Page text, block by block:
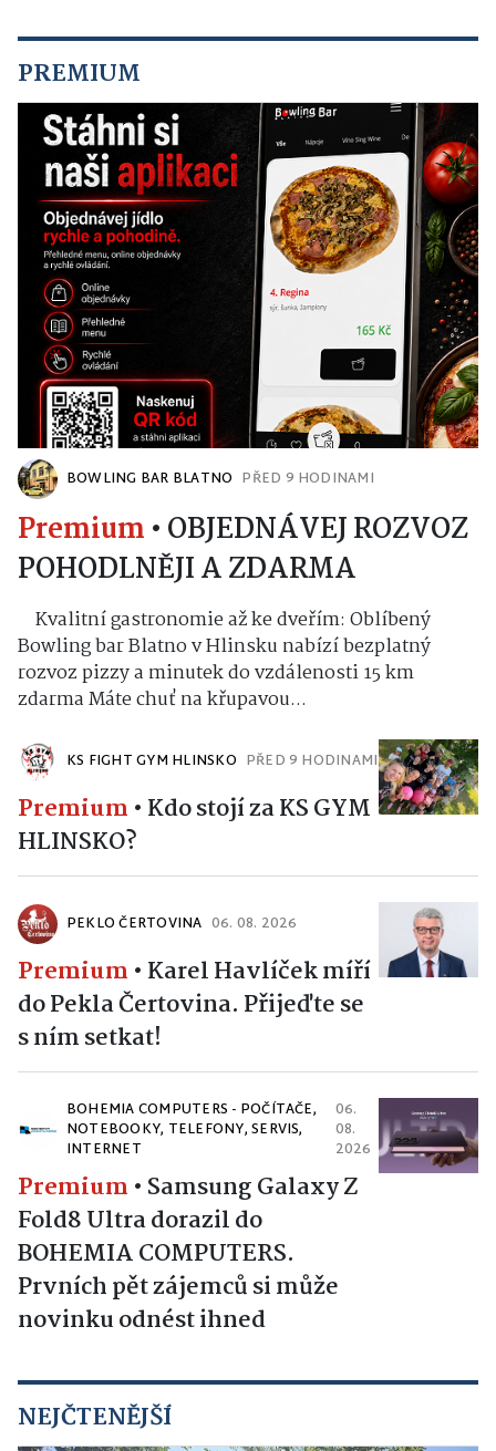
PREMIUM
BOWLING BAR BLATNO PŘED 9 HODINAMI
Premium • OBJEDNÁVEJ ROZVOZ
POHODLNĚJI A ZDARMA
Kvalitní gastronomie až ke dveřím: Oblíbený
Bowling bar Blatno v Hlinsku nabízí bezplatný
rozvoz pizzy a minutek do vzdálenosti 15 km
zdarma Máte chuť na křupavou...
KS FIGHT GYM HLINSKO PŘED 9 HODINAMI
Premium • Kdo stojí za KS GYM
HLINSKO?
PEKLO ČERTOVINA 06. 08. 2026
Premium • Karel Havlíček míří
do Pekla Čertovina. Přijeďte se
s ním setkat!
BOHEMIA COMPUTERS - POČÍTAČE,
NOTEBOOKY, TELEFONY, SERVIS,
INTERNET
06.
08.
2026
Premium • Samsung Galaxy Z
Fold8 Ultra dorazil do
BOHEMIA COMPUTERS.
Prvních pět zájemců si může
novinku odnést ihned
NEJČTENĚJŠÍ